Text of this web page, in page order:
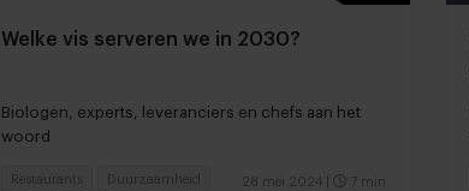
Welke vis serveren we in 2030?
Biologen, experts, leveranciers en chefs aan het
woord
28 mei 2024 7 min
Restaurants Duurzaamheid